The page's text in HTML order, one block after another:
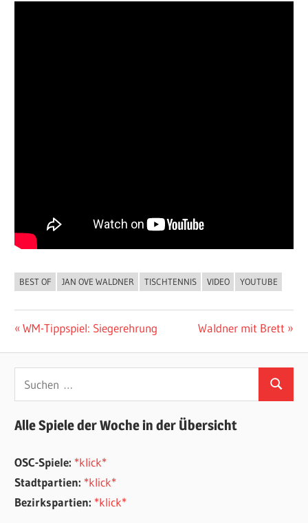
ALLGEMEIN
BEST OF JAN OVE WALDNER TISCHTENNIS VIDEO YOUTUBE
Beitragsnavigation
Vorheriger
WM-Tippspiel: Siegerehrung
Nächster
Waldner mit Brett
Suchen
Alle Spiele der Woche in der Übersicht
OSC-Spiele: *klick*
Stadtpartien: *klick*
Bezirkspartien: *klick*